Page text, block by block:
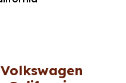
Volkswagen